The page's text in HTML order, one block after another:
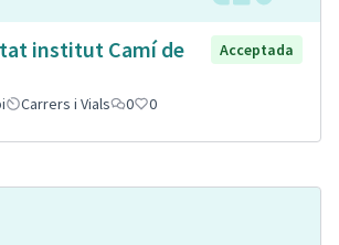
institut Camí de
Acceptada
Carrers i Vials 0 0